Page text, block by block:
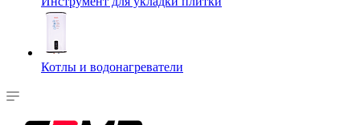
Котлы и водонагреватели